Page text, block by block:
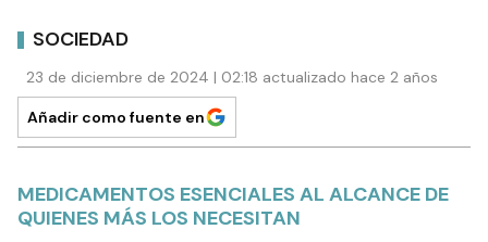
SOCIEDAD
23 de diciembre de 2024 | 02:18 actualizado hace 2 años
Añadir como fuente en
MEDICAMENTOS ESENCIALES AL ALCANCE DE
QUIENES MÁS LOS NECESITAN